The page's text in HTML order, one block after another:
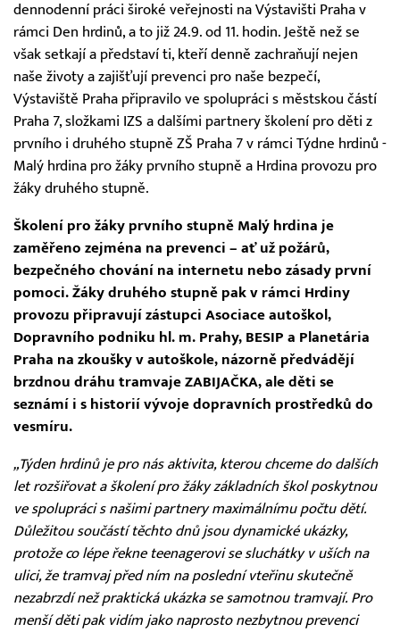
dennodenní práci široké veřejnosti na Výstavišti Praha v
rámci Den hrdinů, a to již 24.9. od 11. hodin. Ještě než se
však setkají a představí ti, kteří denně zachraňují nejen
naše životy a zajišťují prevenci pro naše bezpečí,
Výstaviště Praha připravilo ve spolupráci s městskou částí
Praha 7, složkami IZS a dalšími partnery školení pro děti z
prvního i druhého stupně ZŠ Praha 7 v rámci Týdne hrdinů -
Malý hrdina pro žáky prvního stupně a Hrdina provozu pro
žáky druhého stupně.
Školení pro žáky prvního stupně Malý hrdina je
zaměřeno zejména na prevenci – ať už požárů,
bezpečného chování na internetu nebo zásady první
pomoci. Žáky druhého stupně pak v rámci Hrdiny
provozu připravují zástupci Asociace autoškol,
Dopravního podniku hl. m. Prahy, BESIP a Planetária
Praha na zkoušky v autoškole, názorně předvádějí
brzdnou dráhu tramvaje ZABIJAČKA, ale děti se
seznámí i s historií vývoje dopravních prostředků do
vesmíru.
„Týden hrdinů je pro nás aktivita, kterou chceme do dalších
let rozšiřovat a školení pro žáky základních škol poskytnou
ve spolupráci s našimi partnery maximálnímu počtu dětí.
Důležitou součástí těchto dnů jsou dynamické ukázky,
protože co lépe řekne teenagerovi se sluchátky v uších na
ulici, že tramvaj před ním na poslední vteřinu skutečně
nezabrzdí než praktická ukázka se samotnou tramvají. Pro
menší děti pak vidím jako naprosto nezbytnou prevenci